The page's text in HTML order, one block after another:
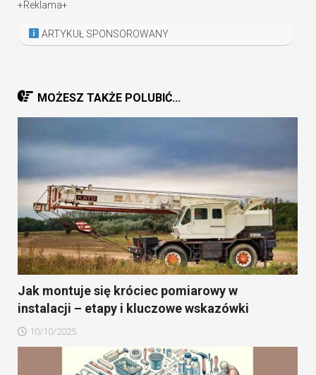
+Reklama+
ARTYKUŁ SPONSOROWANY
MOŻESZ TAKŻE POLUBIĆ...
Jak montuje się króciec pomiarowy w
instalacji – etapy i kluczowe wskazówki
10/10/2025